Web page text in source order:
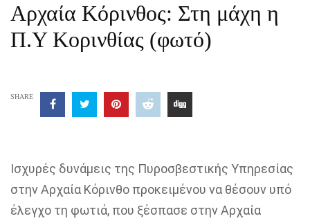
Αρχαία Κόρινθος: Στη μάχη η
Π.Υ Κορινθίας (φωτό)
SHARE
Iσχυρές δυνάμεις της Πυροσβεστικής Υπηρεσίας
στην Αρχαία Κόρινθο προκειμένου να θέσουν υπό
έλεγχο τη φωτιά, που ξέσπασε στην Αρχαία